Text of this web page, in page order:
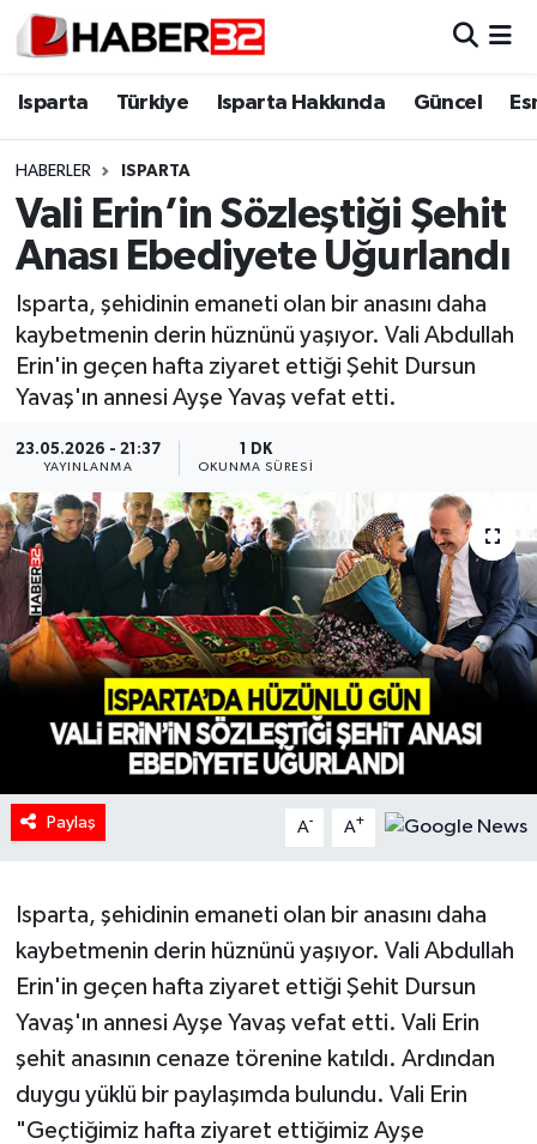
Isparta Türkiye Isparta Hakkında Güncel
HABERLER ISPARTA
Vali Erin’in Sözleştiği Şehit
Anası Ebediyete Uğurlandı
Isparta, şehidinin emaneti olan bir anasını daha
kaybetmenin derin hüznünü yaşıyor. Vali Abdullah
Erin'in geçen hafta ziyaret ettiği Şehit Dursun
Yavaş'ın annesi Ayşe Yavaş vefat etti.
23.05.2026 - 21:37
YAYINLANMA
1 DK
OKUNMA SÜRESI
Paylaş A- A+
Isparta, şehidinin emaneti olan bir anasını daha
kaybetmenin derin hüznünü yaşıyor. Vali Abdullah
Erin'in geçen hafta ziyaret ettiği Şehit Dursun
Yavaş'ın annesi Ayşe Yavaş vefat etti. Vali Erin
şehit anasının cenaze törenine katıldı. Ardından
duygu yüklü bir paylaşımda bulundu. Vali Erin
"Geçtiğimiz hafta ziyaret ettiğimiz Ayşe
Isparta
Esnaf Diyor ki;
ASAYİŞ
BİLİM VE TEKNOLOJİ
EĞİTİM
GENEL
Güncel
HABERDE İNSAN
İlginç
KÜLTÜR SANAT
MAGAZİN
Oyun
RESMİ İLANLAR
Spor
Tarihi Yapılarımız
Isparta Nöbetçi Eczaneler
Isparta Trafik Yoğunluk Haritası
Süper Lig Puan Durumu ve Fikstür
Tüm Manşetler
Son Dakika Haberleri
Haber Arşivi